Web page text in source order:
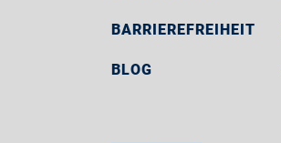
BARRIEREFREIHEIT
BLOG